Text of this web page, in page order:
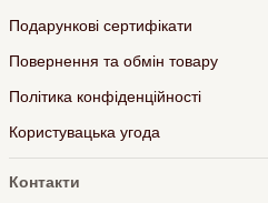
Подарункові сертифікати
Повернення та обмін товару
Політика конфіденційності
Користувацька угода
Контакти